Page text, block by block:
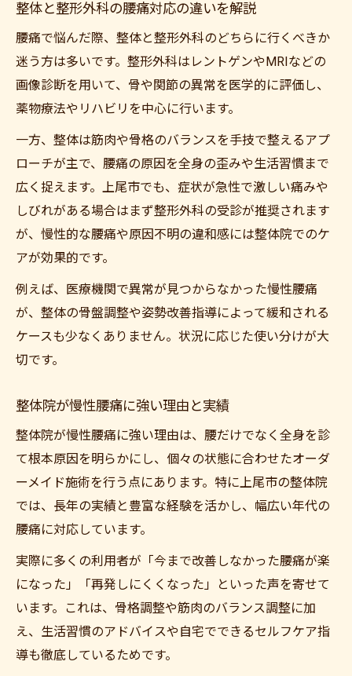
整体と整形外科の腰痛対応の違いを解説
腰痛で悩んだ際、整体と整形外科のどちらに行くべきか
迷う方は多いです。整形外科はレントゲンやMRIなどの
画像診断を用いて、骨や関節の異常を医学的に評価し、
薬物療法やリハビリを中心に行います。
一方、整体は筋肉や骨格のバランスを手技で整えるアプ
ローチが主で、腰痛の原因を全身の歪みや生活習慣まで
広く捉えます。上尾市でも、症状が急性で激しい痛みや
しびれがある場合はまず整形外科の受診が推奨されます
が、慢性的な腰痛や原因不明の違和感には整体院でのケ
アが効果的です。
例えば、医療機関で異常が見つからなかった慢性腰痛
が、整体の骨盤調整や姿勢改善指導によって緩和される
ケースも少なくありません。状況に応じた使い分けが大
切です。
整体院が慢性腰痛に強い理由と実績
整体院が慢性腰痛に強い理由は、腰だけでなく全身を診
て根本原因を明らかにし、個々の状態に合わせたオーダ
ーメイド施術を行う点にあります。特に上尾市の整体院
では、長年の実績と豊富な経験を活かし、幅広い年代の
腰痛に対応しています。
実際に多くの利用者が「今まで改善しなかった腰痛が楽
になった」「再発しにくくなった」といった声を寄せて
います。これは、骨格調整や筋肉のバランス調整に加
え、生活習慣のアドバイスや自宅でできるセルフケア指
導も徹底しているためです。